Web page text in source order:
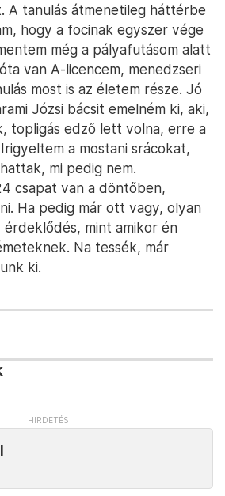
A tanulás átmenetileg háttérbe
hogy a focinak egyszer vége
még a pályafutásom alatt
van A-licencem, menedzseri
most is az életem része. Jó
Józsi bácsit emelném ki, aki,
topligás edző lett volna, erre a
a mostani srácokat,
mi pedig nem.
csapat van a döntőben,
Ha pedig már ott vagy, olyan
mint amikor én
Na tessék, már
ki.